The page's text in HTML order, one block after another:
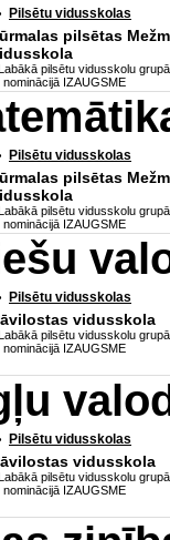
Pilsētu vidusskolas
pilsētas
pilsētu vidusskolu grupā
IZAUGSME
Pilsētu vidusskolas
pilsētas
pilsētu vidusskolu grupā
IZAUGSME
Pilsētu vidusskolas
vidusskola
pilsētu vidusskolu grupā
IZAUGSME
Pilsētu vidusskolas
vidusskola
pilsētu vidusskolu grupā
IZAUGSME